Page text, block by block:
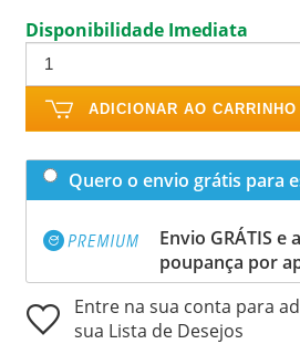
Disponibilidade Imediata
ADICIONAR AO CARRINHO
Quero o envio grátis para
Envio GRÁTIS e
poupança por
Entre na sua conta para
sua Lista de Desejos